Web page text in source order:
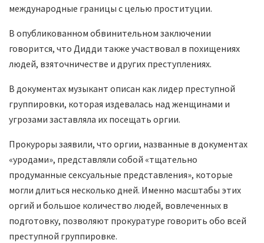
международные границы с целью проституции.
В опубликованном обвинительном заключении
говорится, что Дидди также участвовал в похищениях
людей, взяточничестве и других преступлениях.
В документах музыкант описан как лидер преступной
группировки, которая издевалась над женщинами и
угрозами заставляла их посещать оргии.
Прокуроры заявили, что оргии, названные в документах
«уродами», представляли собой «тщательно
продуманные сексуальные представления», которые
могли длиться несколько дней. Именно масштабы этих
оргий и большое количество людей, вовлеченных в
подготовку, позволяют прокуратуре говорить обо всей
преступной группировке.